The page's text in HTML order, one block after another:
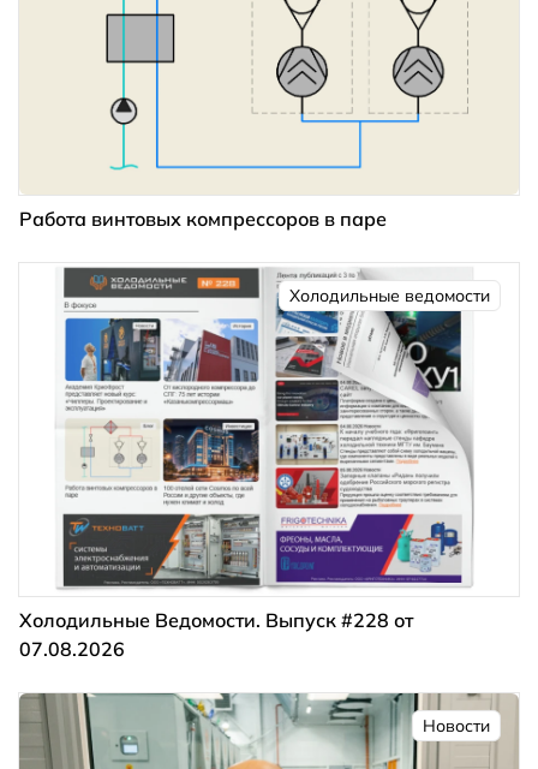
Работа винтовых компрессоров в паре
Холодильные ведомости
Холодильные Ведомости. Выпуск #228 от
07.08.2026
Новости